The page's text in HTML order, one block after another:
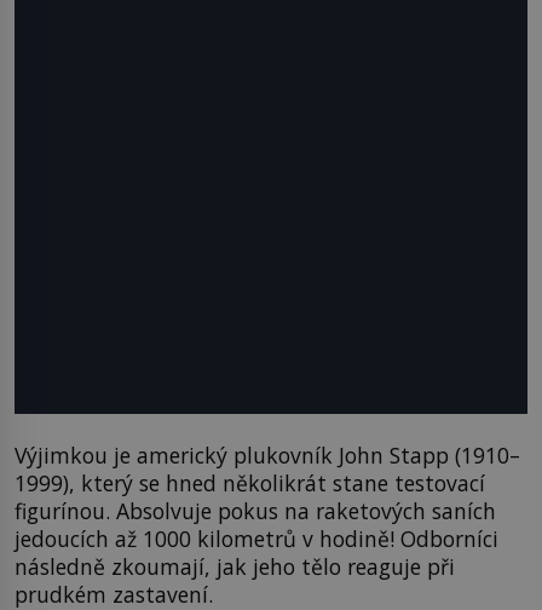
Výjimkou je americký plukovník John Stapp (1910–
1999), který se hned několikrát stane testovací
figurínou. Absolvuje pokus na raketových saních
jedoucích až 1000 kilometrů v hodině! Odborníci
následně zkoumají, jak jeho tělo reaguje při
prudkém zastavení.